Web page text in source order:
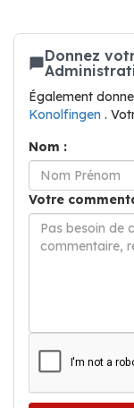
Donnez
Également
Konolfingen .
Nom :
Votre